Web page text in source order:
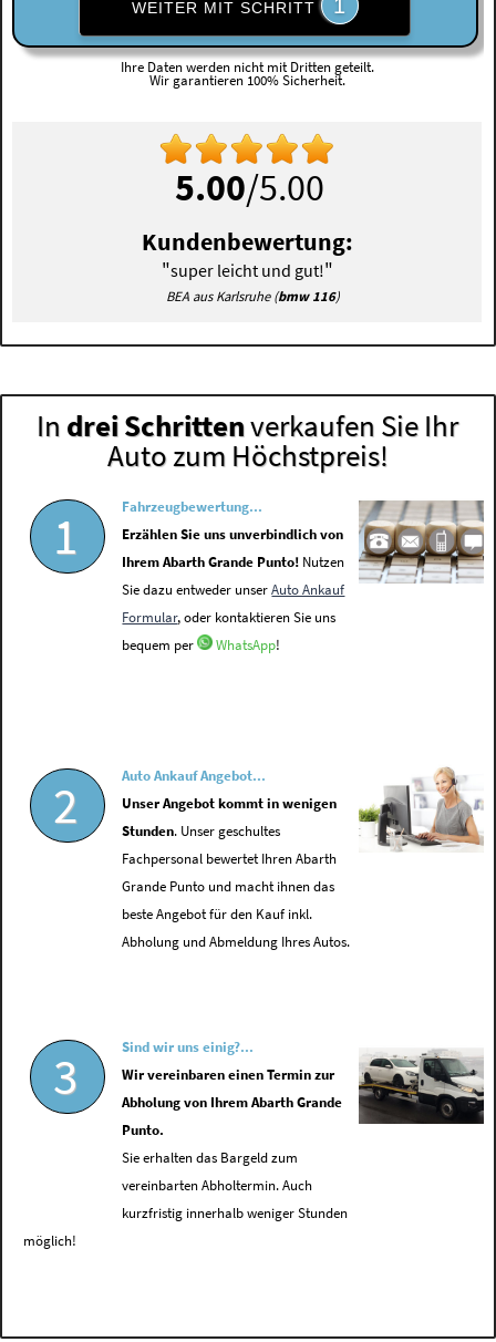
WEITER MIT SCHRITT 1
Ihre Daten werden nicht mit Dritten geteilt.
Wir garantieren 100% Sicherheit.
5.00/5.00
Kundenbewertung:
"super leicht und gut!"
BEA aus Karlsruhe (bmw 116)
In drei Schrittenverkaufen Sie Ihr
Auto zum Höchstpreis!
1
Fahrzeugbewertung...
Erzählen Sie uns unverbindlich von
Ihrem Abarth Grande Punto! Nutzen
Sie dazu entweder unserAuto Ankauf
Formular, oder kontaktieren Sie uns
bequem per
WhatsApp!
2
Auto Ankauf Angebot...
Unser Angebot kommt in wenigen
Stunden. Unser geschultes
Fachpersonal bewertet Ihren Abarth
Grande Punto und macht ihnen das
beste Angebot für den Kauf inkl.
Abholung und Abmeldung Ihres Autos.
3
Sind wir uns einig?...
Wir vereinbaren einen Termin zur
Abholung von Ihrem Abarth Grande
Punto.
Sie erhalten das Bargeld zum
vereinbarten Abholtermin. Auch
kurzfristig innerhalb weniger Stunden
möglich!